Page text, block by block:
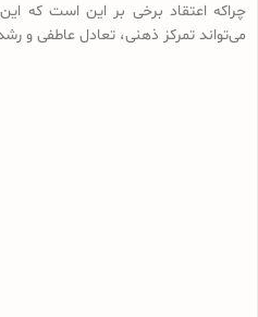
چراکه اعتقاد برخی بر این است که
می‌تواند تمرکز ذهنی، تعادل عاطفی و